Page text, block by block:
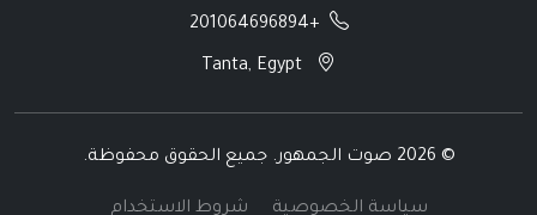
+201064696894
© 2026 صوت الجمهور. جميع الحقوق محفوظة.
سياسة الخصوصية شروط الاستخدام